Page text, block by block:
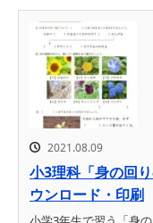
2021.08.09
小3理科「身の回
ウンロード・印刷